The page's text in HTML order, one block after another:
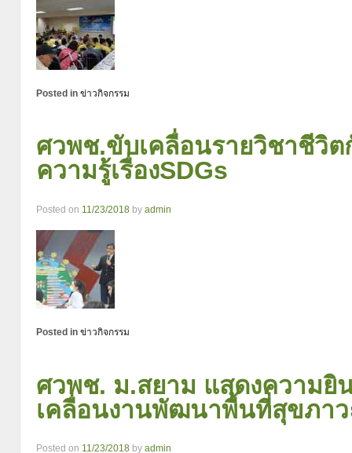
Posted in ข่าวกิจกรรม
ศวพช.ขับเคลื่อนรายวิชาชีวิ
ความรู้เรื่องSDGs
Posted on 11/23/2018 by admin
Posted in ข่าวกิจกรรม
ศวพช. ม.สยาม แสดงความยิ
เคลื่อนงานพัฒนาพื้นที่สุขภาว
Posted on 11/23/2018 by admin